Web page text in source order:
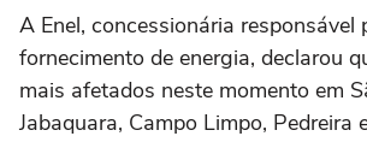
A Enel, concessionária responsável
fornecimento de energia, declarou
mais afetados neste momento em
Jabaquara, Campo Limpo, Pedreira